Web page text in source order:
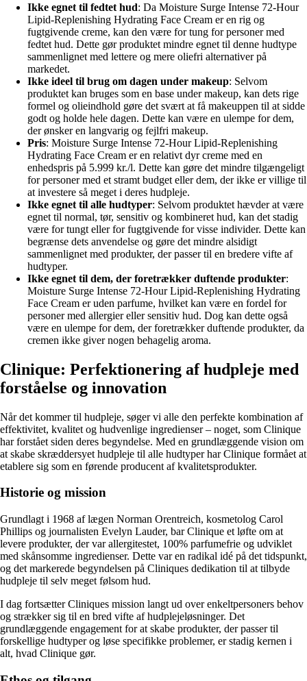
Ikke egnet til fedtet hud: Da Moisture Surge Intense 72-Hour
Lipid-Replenishing Hydrating Face Cream er en rig og
fugtgivende creme, kan den være for tung for personer med
fedtet hud. Dette gør produktet mindre egnet til denne hudtype
sammenlignet med lettere og mere oliefri alternativer på
markedet.
Ikke ideel til brug om dagen under makeup: Selvom
produktet kan bruges som en base under makeup, kan dets rige
formel og olieindhold gøre det svært at få makeuppen til at sidde
godt og holde hele dagen. Dette kan være en ulempe for dem,
der ønsker en langvarig og fejlfri makeup.
Pris: Moisture Surge Intense 72-Hour Lipid-Replenishing
Hydrating Face Cream er en relativt dyr creme med en
enhedspris på 5.999 kr./l. Dette kan gøre det mindre tilgængeligt
for personer med et stramt budget eller dem, der ikke er villige til
at investere så meget i deres hudpleje.
Ikke egnet til alle hudtyper: Selvom produktet hævder at være
egnet til normal, tør, sensitiv og kombineret hud, kan det stadig
være for tungt eller for fugtgivende for visse individer. Dette kan
begrænse dets anvendelse og gøre det mindre alsidigt
sammenlignet med produkter, der passer til en bredere vifte af
hudtyper.
Ikke egnet til dem, der foretrækker duftende produkter:
Moisture Surge Intense 72-Hour Lipid-Replenishing Hydrating
Face Cream er uden parfume, hvilket kan være en fordel for
personer med allergier eller sensitiv hud. Dog kan dette også
være en ulempe for dem, der foretrækker duftende produkter, da
cremen ikke giver nogen behagelig aroma.
Clinique: Perfektionering af hudpleje med
forståelse og innovation
Når det kommer til hudpleje, søger vi alle den perfekte kombination af
effektivitet, kvalitet og hudvenlige ingredienser – noget, som Clinique
har forstået siden deres begyndelse. Med en grundlæggende vision om
at skabe skræddersyet hudpleje til alle hudtyper har Clinique formået at
etablere sig som en førende producent af kvalitetsprodukter.
Historie og mission
Grundlagt i 1968 af lægen Norman Orentreich, kosmetolog Carol
Phillips og journalisten Evelyn Lauder, bar Clinique et løfte om at
levere produkter, der var allergitestet, 100% parfumefrie og udviklet
med skånsomme ingredienser. Dette var en radikal idé på det tidspunkt,
og det markerede begyndelsen på Cliniques dedikation til at tilbyde
hudpleje til selv meget følsom hud.
I dag fortsætter Cliniques mission langt ud over enkeltpersoners behov
og strækker sig til en bred vifte af hudplejeløsninger. Det
grundlæggende engagement for at skabe produkter, der passer til
forskellige hudtyper og løse specifikke problemer, er stadig kernen i
alt, hvad Clinique gør.